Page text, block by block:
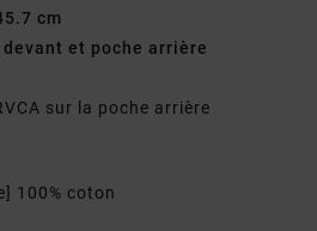
cm
et poche arrière
sur la poche arrière
100% coton